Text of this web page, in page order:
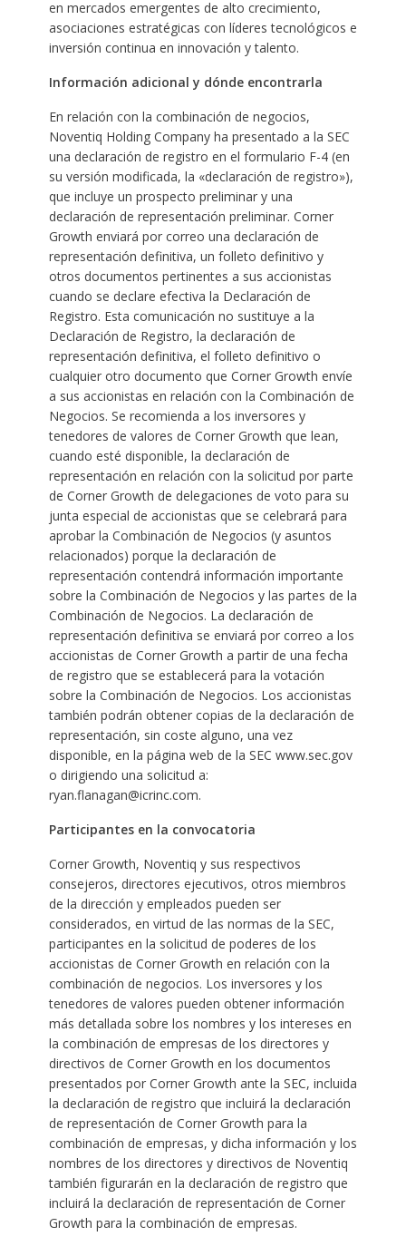
en mercados emergentes de alto crecimiento,
asociaciones estratégicas con líderes tecnológicos e
inversión continua en innovación y talento.
Información adicional y dónde encontrarla
En relación con la combinación de negocios,
Noventiq Holding Company ha presentado a la SEC
una declaración de registro en el formulario F-4 (en
su versión modificada, la «declaración de registro»),
que incluye un prospecto preliminar y una
declaración de representación preliminar. Corner
Growth enviará por correo una declaración de
representación definitiva, un folleto definitivo y
otros documentos pertinentes a sus accionistas
cuando se declare efectiva la Declaración de
Registro. Esta comunicación no sustituye a la
Declaración de Registro, la declaración de
representación definitiva, el folleto definitivo o
cualquier otro documento que Corner Growth envíe
a sus accionistas en relación con la Combinación de
Negocios. Se recomienda a los inversores y
tenedores de valores de Corner Growth que lean,
cuando esté disponible, la declaración de
representación en relación con la solicitud por parte
de Corner Growth de delegaciones de voto para su
junta especial de accionistas que se celebrará para
aprobar la Combinación de Negocios (y asuntos
relacionados) porque la declaración de
representación contendrá información importante
sobre la Combinación de Negocios y las partes de la
Combinación de Negocios. La declaración de
representación definitiva se enviará por correo a los
accionistas de Corner Growth a partir de una fecha
de registro que se establecerá para la votación
sobre la Combinación de Negocios. Los accionistas
también podrán obtener copias de la declaración de
representación, sin coste alguno, una vez
disponible, en la página web de la SEC www.sec.gov
o dirigiendo una solicitud a:
ryan.flanagan@icrinc.com.
Participantes en la convocatoria
Corner Growth, Noventiq y sus respectivos
consejeros, directores ejecutivos, otros miembros
de la dirección y empleados pueden ser
considerados, en virtud de las normas de la SEC,
participantes en la solicitud de poderes de los
accionistas de Corner Growth en relación con la
combinación de negocios. Los inversores y los
tenedores de valores pueden obtener información
más detallada sobre los nombres y los intereses en
la combinación de empresas de los directores y
directivos de Corner Growth en los documentos
presentados por Corner Growth ante la SEC, incluida
la declaración de registro que incluirá la declaración
de representación de Corner Growth para la
combinación de empresas, y dicha información y los
nombres de los directores y directivos de Noventiq
también figurarán en la declaración de registro que
incluirá la declaración de representación de Corner
Growth para la combinación de empresas.